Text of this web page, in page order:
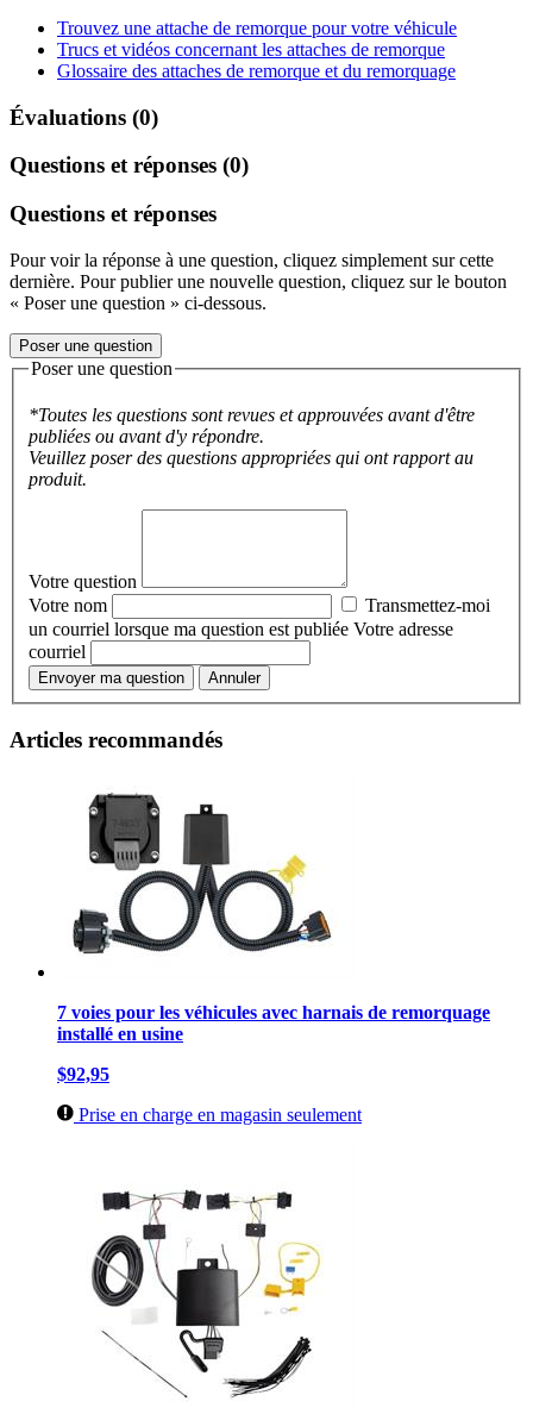
Trouvez une attache de remorque pour votre véhicule
Trucs et vidéos concernant les attaches de remorque
Glossaire des attaches de remorque et du remorquage
Évaluations (0)
Questions et réponses (0)
Questions et réponses
Pour voir la réponse à une question, cliquez simplement sur cette
dernière. Pour publier une nouvelle question, cliquez sur le bouton
« Poser une question » ci-dessous.
Poser une question
Poser une question
*Toutes les questions sont revues et approuvées avant d'être
publiées ou avant d'y répondre.
Veuillez poser des questions appropriées qui ont rapport au
produit.
Votre question
Votre nom
Transmettez-moi
un courriel lorsque ma question est publiée Votre adresse
courriel
Envoyer ma question Annuler
Articles recommandés
7 voies pour les véhicules avec harnais de remorquage
installé en usine
$92,95
Prise en charge en magasin seulement